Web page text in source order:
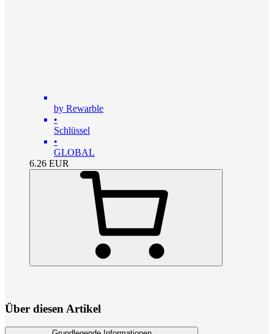
by Rewarble
•
Schlüssel
•
GLOBAL
6.26 EUR
Über diesen Artikel